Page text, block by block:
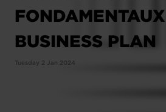
BUSINESS PLAN
Tuesday 2 Jan 2024